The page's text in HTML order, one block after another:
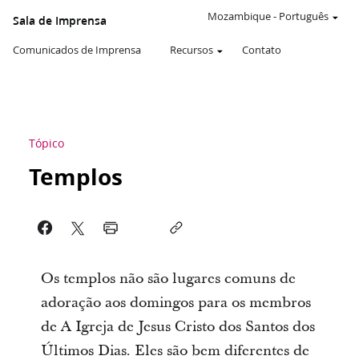
Sala de Imprensa
Comunicados de Imprensa Recursos Contato
Mozambique- Português
Tópico
Templos
Os templos não são lugares comuns de
adoração aos domingos para os membros
de A Igreja de Jesus Cristo dos Santos dos
Últimos Dias. Eles são bem diferentes de